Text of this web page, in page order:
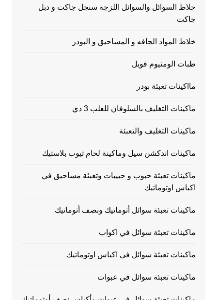
خلاط السوائل والسوائل اللزجة سنجل جاكت و دبل
جاكت
خلاط المواد الجافه و المساحيق و البودر
طبات الومنيوم فويل
مااكينات تعبئة بودر
ماكينات التغليف بالسلوفان للعلب 3 دي
ماكينات التغليف والتعبئة
ماكينات اندكشن سيل وماكينة لحام تيوب بلاستيك
ماكينات تعبئة حبوب و حبيبات وتعبئة مساحيق في
اكياس اوتوماتيك
ماكينات تعبئة سوائل أتوماتيك ونصف أتوماتيك
ماكينات تعبئة سوائل في اكواب
ماكينات تعبئة سوائل في اكياس اوتوماتيك
ماكينات تعبئة سوائل في عبوات